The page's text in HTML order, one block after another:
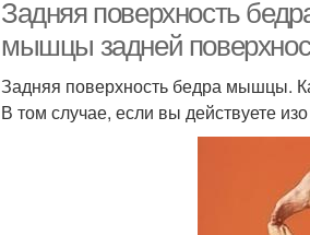
Задняя поверхность
мышцы задней
Задняя поверхность бедра мышцы.
В том случае, если вы действуете